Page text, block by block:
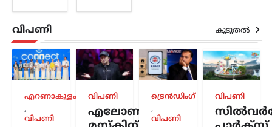
പരിശോധന ശക്തമാക്കി.
ട്രെൻഡിംഗ്, ദേശീയം,ലേറ്റസ്റ്റ് ന്യൂസ്
അയോധ്യ രാമക്ഷേത്ര
ഫണ്ടിൽ ക്രമക്കേടില്ലെന്ന്
സർക്കാർ; 3,300 കോടി
രൂപയുടെ കണക്കുകൾ
ഓഡിറ്റ് ചെയ്തതായി
വിപണി കൂടുതൽ
എറണാകുളം
,
വിപണി
വിപണി
എലോൺ
ട്രെൻഡിംഗ്
,
വിപണി
വിപണി